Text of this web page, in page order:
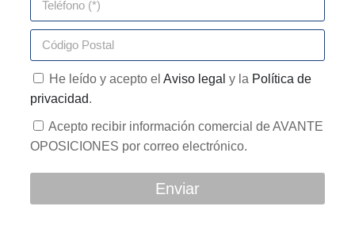
He leído y acepto el Aviso legal y la Política de
privacidad.
Acepto recibir información comercial de AVANTE
OPOSICIONES por correo electrónico.
Enviar